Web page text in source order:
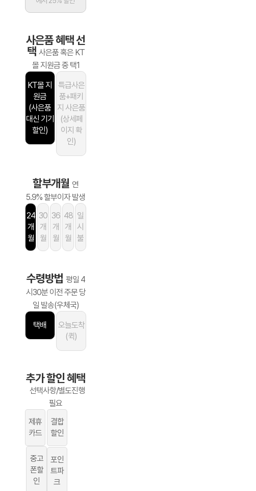
사은품 혜택 선
택 사은품 혹은 KT
몰 지원금 중 택1
KT몰 지
원금
(사은품
대신 기기
할인)
특급사은
품+패키
지 사은품
(상세페
이지 확
인)
할부개월 연
5.9% 할부이자 발생
24
개
월
30
개
월
36
개
월
48
개
월
일
시
불
수령방법 평일 4
시30분 이전 주문 당
일 발송(우체국)
택배
오늘도착
(퀵)
추가 할인 혜택
선택사항/별도진행
필요
제휴
카드
결합
할인
중고
폰할
인
포인
트파
크